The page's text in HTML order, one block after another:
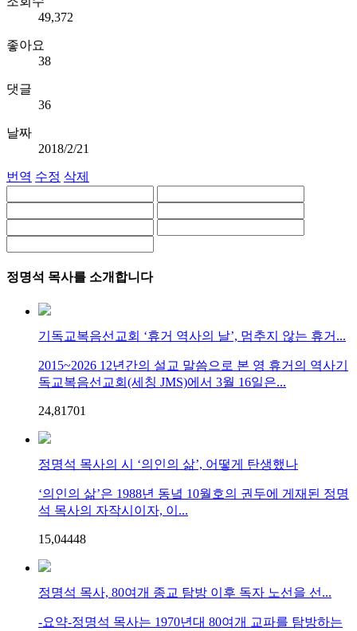
49,372
좋아요
38
댓글
36
날짜
2018/2/21
번역 수정 삭제
정명석 목사를 소개합니다
기독교복음선교회 ‘휴거 역사의 날’, 멈추지 않는 휴거...
2015~2026 12년간의 설교 말씀으로 본 영 휴거의 역사기
독교복음선교회(세칭 JMS)에서 3월 16일은...
24,81701
정명석 목사의 시 ‘의인의 삶’, 어떻게 탄생했나
‘의인의 삶’은 1988년 동녘 10월호의 권두에 게재된 정명
석 목사의 자작시이자, 이...
15,04448
정명석 목사, 80여개 종교 탐방 이후 독자 노선을 선...
-요약-정명석 목사는 1970년대 80여개 교파를 탐방하는